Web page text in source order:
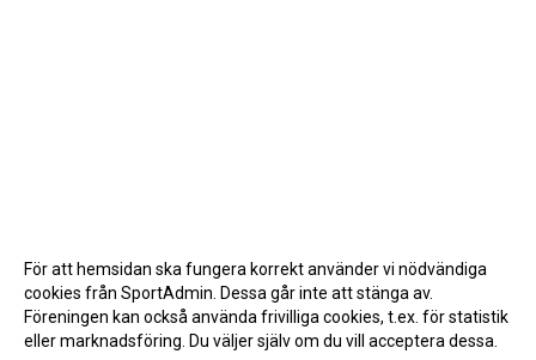
För att hemsidan ska fungera korrekt använder vi nödvändiga
cookies från SportAdmin. Dessa går inte att stänga av.
Föreningen kan också använda frivilliga cookies, t.ex. för statistik
eller marknadsföring. Du väljer själv om du vill acceptera dessa.